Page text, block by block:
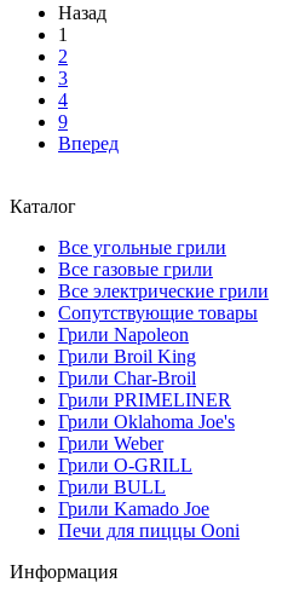
Назад
1
2
3
4
9
Вперед
Каталог
Все угольные грили
Все газовые грили
Все электрические грили
Сопутствующие товары
Грили Napoleon
Грили Broil King
Грили Char-Broil
Грили PRIMELINER
Грили Oklahoma Joe's
Грили Weber
Грили O-GRILL
Грили BULL
Грили Kamado Joe
Печи для пиццы Ooni
Информация